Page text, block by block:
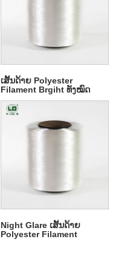
ເສັ້ນດ້າຍ Polyester
Filament Brgiht ທັງໝົດ
Night Glare ເສັ້ນດ້າຍ
Polyester Filament